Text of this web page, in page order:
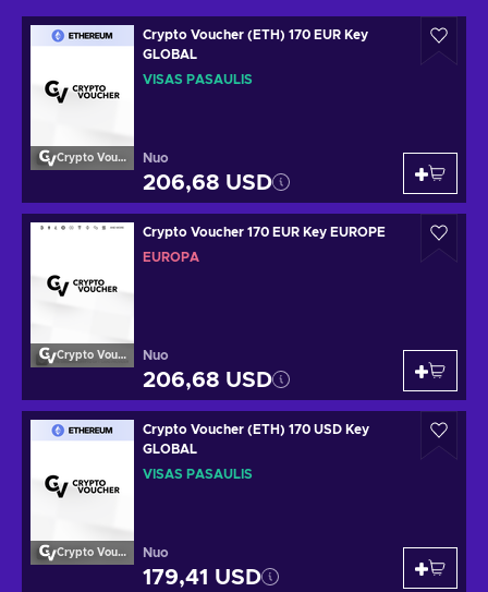
Crypto Voucher
Crypto Voucher (ETH) 170 EUR Key
GLOBAL
VISAS PASAULIS
Nuo
206,68 USD
Crypto Voucher
Crypto Voucher 170 EUR Key EUROPE
EUROPA
Nuo
206,68 USD
Crypto Voucher
Crypto Voucher (ETH) 170 USD Key
GLOBAL
VISAS PASAULIS
Nuo
179,41 USD